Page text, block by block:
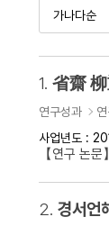
“정조” 또는 “
1. 省齋
연구성과
사업년도 :
【연구 논
2. 경서언